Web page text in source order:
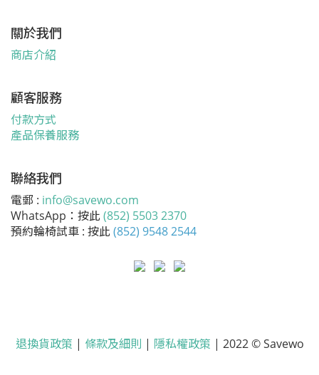
關於我們
商店介紹
顧客服務
付款方式
產品保養服務
聯絡我們
電郵 : info@savewo.com
WhatsApp：按此 (852) 5503 2370
預約輪椅試車 : 按此 (852) 9548 2544
退換貨政策 | 條款及細則 | 隱私權政策 | 2022 © Savewo